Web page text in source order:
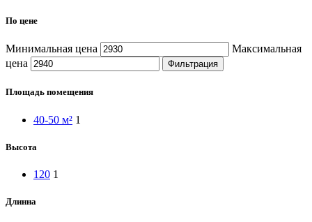
По цене
Минимальная цена
Максимальная
цена
Фильтрация
Площадь помещения
40-50 м² 1
Высота
120 1
Длинна